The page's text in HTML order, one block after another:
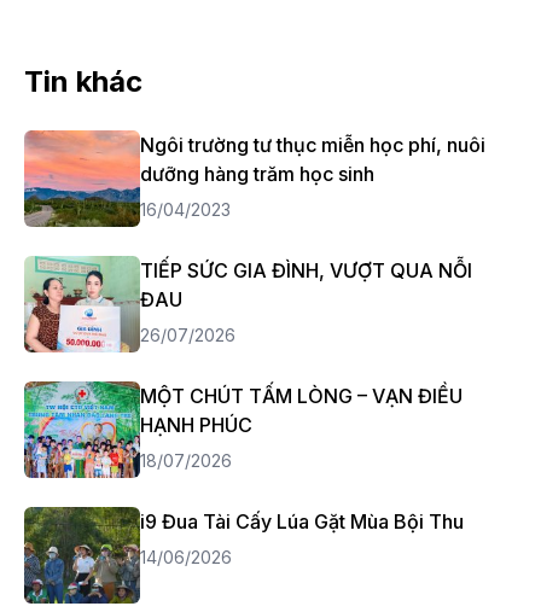
Tin khác
Ngôi trường tư thục miễn học phí, nuôi
dưỡng hàng trăm học sinh
16/04/2023
TIẾP SỨC GIA ĐÌNH, VƯỢT QUA NỖI
ĐAU
26/07/2026
MỘT CHÚT TẤM LÒNG – VẠN ĐIỀU
HẠNH PHÚC
18/07/2026
i9 Đua Tài Cấy Lúa Gặt Mùa Bội Thu
14/06/2026